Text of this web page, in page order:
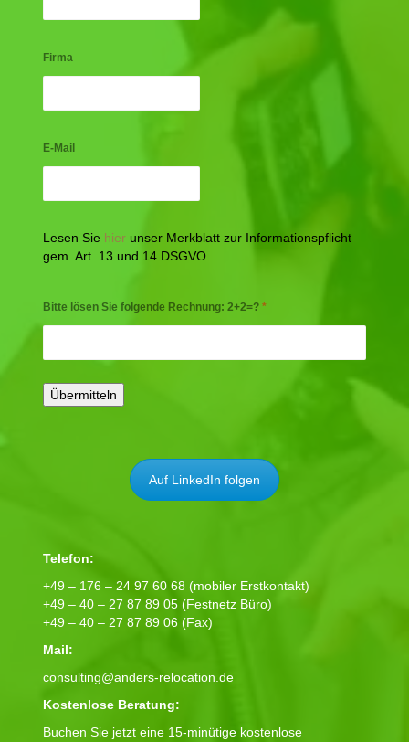
Firma
E-Mail
Lesen Sie hier unser Merkblatt zur Informationspflicht
gem. Art. 13 und 14 DSGVO
Bitte lösen Sie folgende Rechnung: 2+2=? *
Auf LinkedIn folgen
Telefon:
+49 – 176 – 24 97 60 68 (mobiler Erstkontakt)
+49 – 40 – 27 87 89 05 (Festnetz Büro)
+49 – 40 – 27 87 89 06 (Fax)
Mail:
consulting@anders-relocation.de
Kostenlose Beratung:
Buchen Sie jetzt eine 15-minütige kostenlose